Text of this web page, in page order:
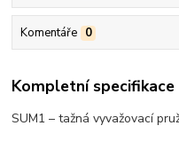
Komentáře 0
Kompletní specifikace
SUM1 – tažná vyvažovací